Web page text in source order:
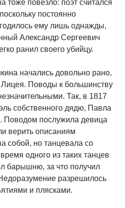
тоже повезло: поэт считался
постоянно
ему лишь однажды,
Александр Сергеевич
ранил своего убийцу.
начались довольно рано,
Лицея. Поводы к большинству
Так, в 1817
собственного дядю, Павла
Поводом послужила девица
верить описаниям
собой, но танцевала со
одного из таких танцев
барышню, за что получил
разрешилось
и плясками.